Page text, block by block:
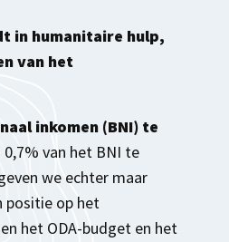
in humanitaire hulp,
van het
inkomen (BNI) te
van het BNI te
we echter maar
positie op het
het ODA-budget en het